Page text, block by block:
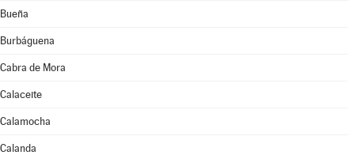
Bueña
Burbáguena
Cabra de Mora
Calaceite
Calamocha
Calanda